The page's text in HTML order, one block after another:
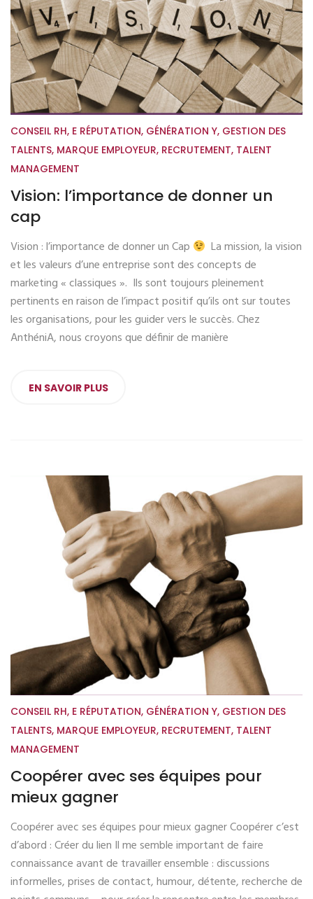
CONSEIL RH, E RÉPUTATION, GÉNÉRATION Y, GESTION DES
TALENTS, MARQUE EMPLOYEUR, RECRUTEMENT, TALENT
MANAGEMENT
Vision: l’importance de donner un
cap
Vision : l’importance de donner un Cap
La mission, la vision
et les valeurs d’une entreprise sont des concepts de
marketing « classiques ». Ils sont toujours pleinement
pertinents en raison de l’impact positif qu’ils ont sur toutes
les organisations, pour les guider vers le succès. Chez
AnthéniA, nous croyons que définir de manière
EN SAVOIR PLUS
CONSEIL RH, E RÉPUTATION, GÉNÉRATION Y, GESTION DES
TALENTS, MARQUE EMPLOYEUR, RECRUTEMENT, TALENT
MANAGEMENT
Coopérer avec ses équipes pour
mieux gagner
Coopérer avec ses équipes pour mieux gagner Coopérer c’est
d’abord : Créer du lien Il me semble important de faire
connaissance avant de travailler ensemble : discussions
informelles, prises de contact, humour, détente, recherche de